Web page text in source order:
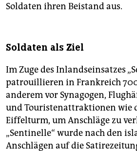
Soldaten ihren Beistand aus.
Soldaten als Ziel
Im Zuge des Inlandseinsatzes
patrouillieren in Frankreich
anderem vor Synagogen,
und Touristenattraktionen wie
Eiffelturm, um Anschläge zu
„Sentinelle“ wurde nach den
Anschlägen auf die